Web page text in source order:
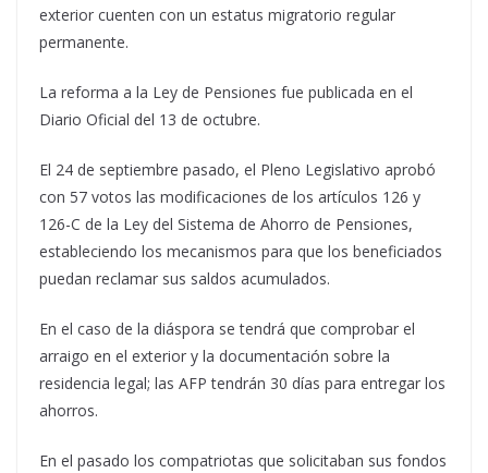
exterior cuenten con un estatus migratorio regular
permanente.
La reforma a la Ley de Pensiones fue publicada en el
Diario Oficial del 13 de octubre.
El 24 de septiembre pasado, el Pleno Legislativo aprobó
con 57 votos las modificaciones de los artículos 126 y
126-C de la Ley del Sistema de Ahorro de Pensiones,
estableciendo los mecanismos para que los beneficiados
puedan reclamar sus saldos acumulados.
En el caso de la diáspora se tendrá que comprobar el
arraigo en el exterior y la documentación sobre la
residencia legal; las AFP tendrán 30 días para entregar los
ahorros.
En el pasado los compatriotas que solicitaban sus fondos